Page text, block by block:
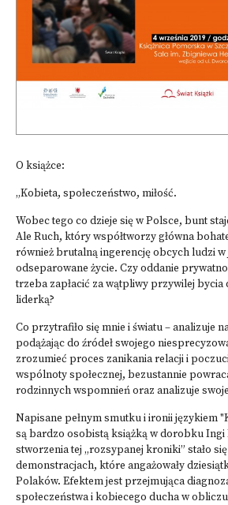
O książce:
„Kobieta, społeczeństwo, miłość.
Wobec tego co dzieje się w Polsce, bunt
Ale Ruch, który współtworzy główna
również brutalną ingerencję obcych ludzi w
odseparowane życie. Czy oddanie
trzeba zapłacić za wątpliwy przywilej bycia
liderką?
Co przytrafiło się mnie i światu – analizuje
podążając do źródeł swojego
zrozumieć proces zanikania relacji i
wspólnoty społecznej, bezustannie
rodzinnych wspomnień oraz analizuje
Napisane pełnym smutku i ironii językiem
są bardzo osobistą książką w dorobku
stworzenia tej „rozsypanej kroniki” stało
demonstracjach, które angażowały
Polaków. Efektem jest przejmująca
społeczeństwa i kobiecego ducha w